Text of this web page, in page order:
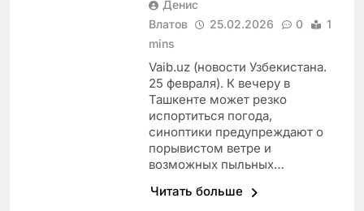
Денис
Влатов
25.02.2026 0
1
mins
Vaib.uz (новости Узбекистана.
25 февраля). К вечеру в
Ташкенте может резко
испортиться погода,
синоптики предупреждают о
порывистом ветре и
возможных пыльных…
Читать больше